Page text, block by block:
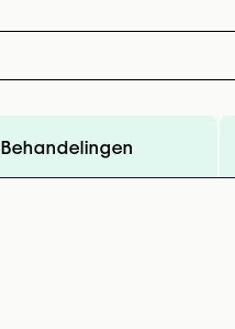
Behandelingen